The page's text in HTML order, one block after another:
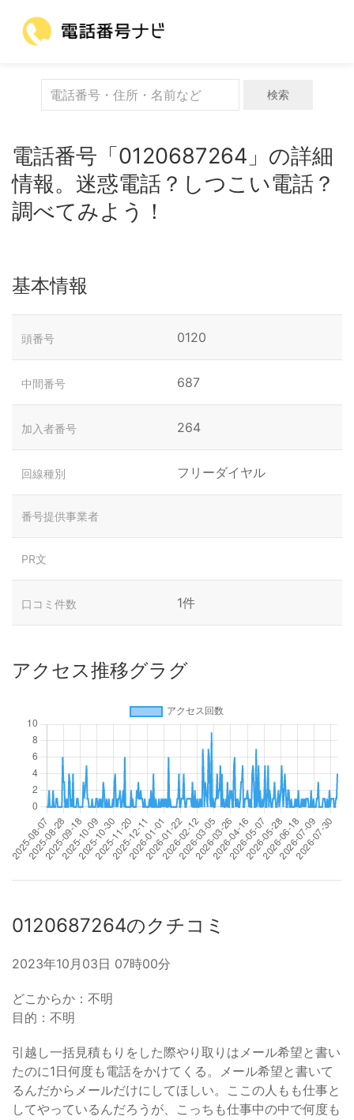
検索
電話番号「0120687264」の詳細
情報。迷惑電話？しつこい電話？
調べてみよう！
基本情報
頭番号 0120
中間番号 687
加入者番号 264
回線種別 フリーダイヤル
番号提供事業者
PR文
口コミ件数 1件
アクセス推移グラグ
0120687264のクチコミ
2023年10月03日 07時00分
どこからか：不明
目的：不明
引越し一括見積もりをした際やり取りはメール希望と書い
たのに1日何度も電話をかけてくる。メール希望と書いて
るんだからメールだけにしてほしい。ここの人もも仕事と
してやっているんだろうが、こっちも仕事中の中で何度も